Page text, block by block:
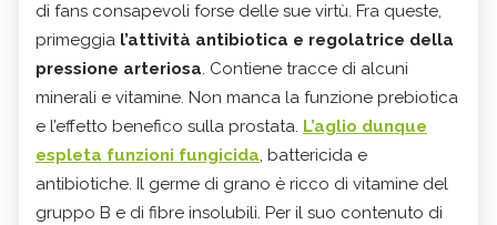
di fans consapevoli forse delle sue virtù. Fra queste,
primeggia l’attività antibiotica e regolatrice della
pressione arteriosa. Contiene tracce di alcuni
minerali e vitamine. Non manca la funzione prebiotica
e l’effetto benefico sulla prostata. L’aglio dunque
espleta funzioni fungicida, battericida e
antibiotiche. Il germe di grano è ricco di vitamine del
gruppo B e di fibre insolubili. Per il suo contenuto di